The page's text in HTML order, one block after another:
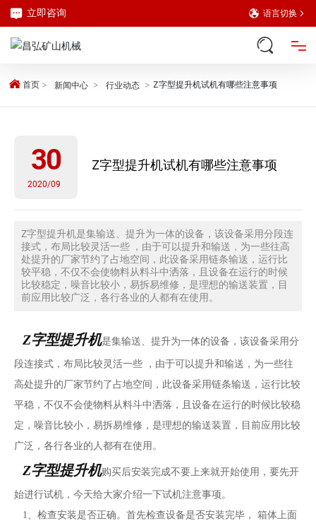
立即咨询 语言切换
网站首页
解决方案
关于我们
新闻中心
客户案例
联系我们
首页 新闻中心 行业动态 Z字型提升机试机有哪些注意事项
30
2020/09
Z字型提升机试机有哪些注意事项
Z字型提升机是集输送、提升为一体的设备，该设备采用分段连
接式，布局比较灵活一些 ，由于可以提升和输送，为一些往高
处提升的厂家节约了占地空间，此设备采用链条输送，运行比
较平稳，不仅不会使物料从料斗中洒落，且设备在运行的时候
比较稳定，噪音比较小，易拆易维修，是理想的输送装置，目
前应用比较广泛，各行各业的人都有在使用。
Z字型提升机是集输送、提升为一体的设备，该设备采用分
段连接式，布局比较灵活一些 ，由于可以提升和输送，为一些往
高处提升的厂家节约了占地空间，此设备采用链条输送，运行比较
平稳，不仅不会使物料从料斗中洒落，且设备在运行的时候比较稳
定，噪音比较小，易拆易维修，是理想的输送装置，目前应用比较
广泛，各行各业的人都有在使用。
Z字型提升机购买后安装完成不要上来就开始使用，要先开
始进行试机，今天给大家介绍一下试机注意事项。
1、检查安装是否正确。首先检查设备是否安装完毕， 箱体上面